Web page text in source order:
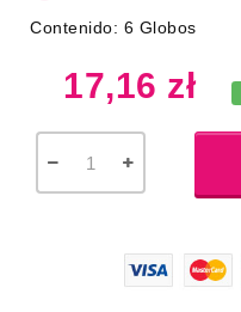
Contenido: 6 Globos
17,16 zł